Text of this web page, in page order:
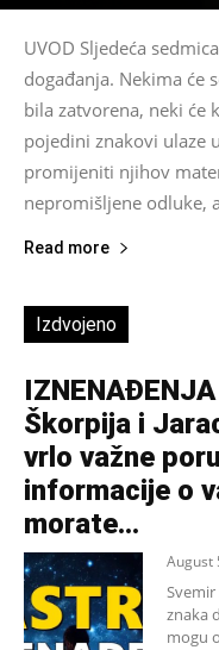
UVOD Sljedeća
događanja. Nekima će
bila zatvorena, neki će
pojedini znakovi ulaze
promijeniti njihov
nepromišljene odluke,
Read more
Izdvojeno
Škorpija i
vrlo važne
informacije o
morate...
August
znaka
mogu